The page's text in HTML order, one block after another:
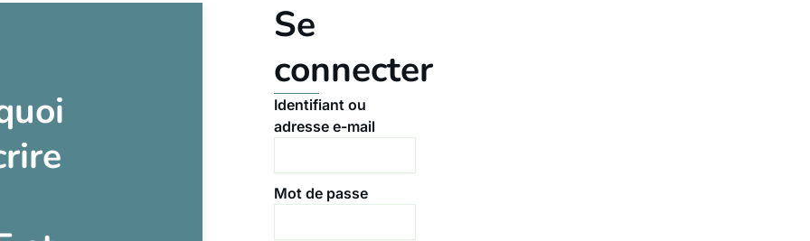
Se
connecter
Identifiant ou
adresse e-mail
Mot de passe